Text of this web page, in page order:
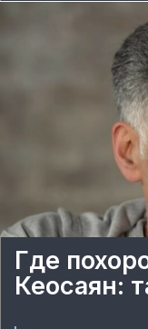
Где
Кеосаян: